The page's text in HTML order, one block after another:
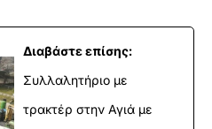
Διαβάστε επίσης:
Συλλαλητήριο με
τρακτέρ στην Αγιά με